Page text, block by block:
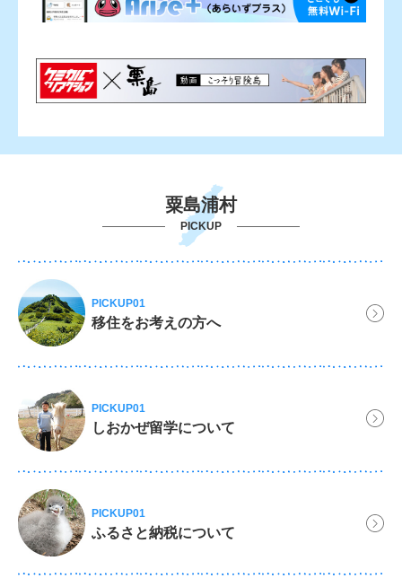
粟島浦村
PICKUP
PICKUP01
移住をお考えの方へ
PICKUP01
しおかぜ留学について
PICKUP01
ふるさと納税について